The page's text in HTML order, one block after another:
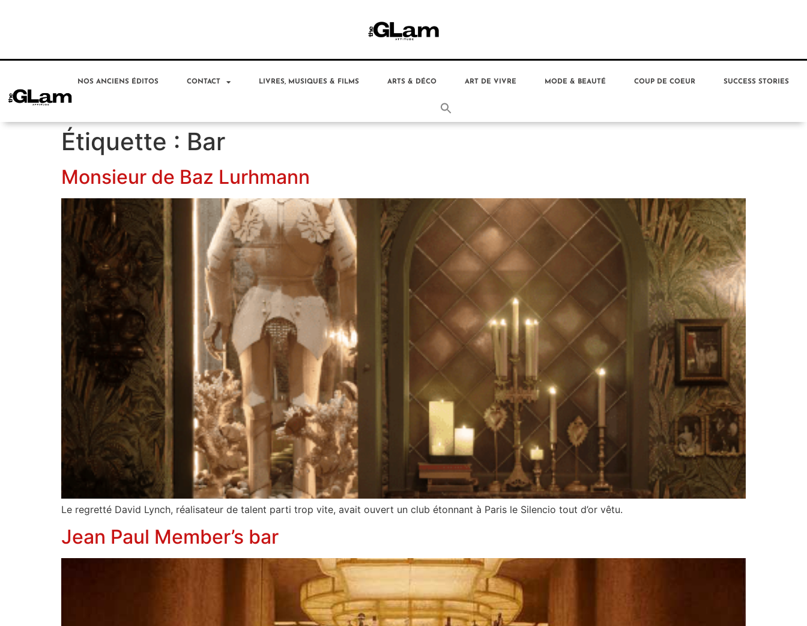
NOS ANCIENS ÉDITOS CONTACT LIVRES, MUSIQUES & FILMS ARTS & DÉCO ART DE VIVRE MODE & BEAUTÉ COUP DE COEUR SUCCESS STORIES
Étiquette : Bar
Monsieur de Baz Lurhmann
Le regretté David Lynch, réalisateur de talent parti trop vite, avait ouvert un club étonnant à Paris le Silencio tout d’or vêtu.
Jean Paul Member’s bar